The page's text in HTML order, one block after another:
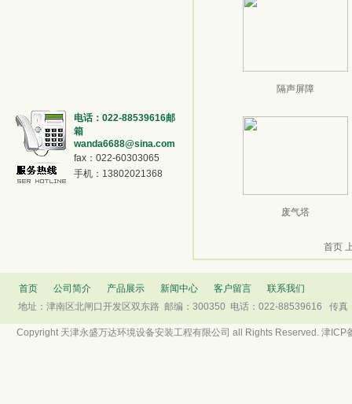
电话：022-88539616邮
箱
wanda6688@sina.com
fax：022-60303065
手机：13802021368
隔声屏障
废气塔
首页
首页 公司简介 产品展示 新闻中心 客户留言
联系我们
地址：津南区北闸口开发区双东路 邮编：300350 电话：022-88539616 传
Copyright 天津永盛万达环境设备安装工程有限公司 all Rights Reserved. 津ICP